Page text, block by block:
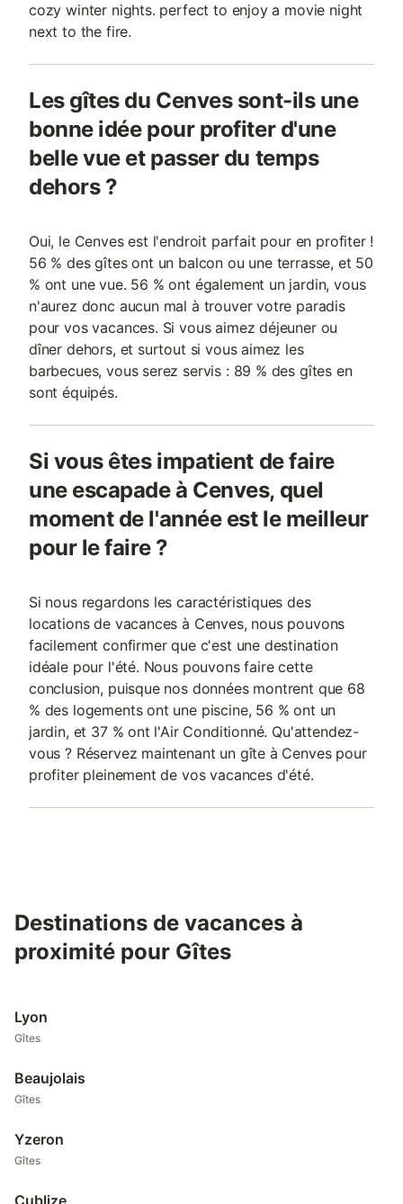
cozy winter nights. perfect to enjoy a movie night
next to the fire.
Les gîtes du Cenves sont-ils une
bonne idée pour profiter d'une
belle vue et passer du temps
dehors ?
Oui, le Cenves est l'endroit parfait pour en profiter !
56 % des gîtes ont un balcon ou une terrasse, et 50
% ont une vue. 56 % ont également un jardin, vous
n'aurez donc aucun mal à trouver votre paradis
pour vos vacances. Si vous aimez déjeuner ou
dîner dehors, et surtout si vous aimez les
barbecues, vous serez servis : 89 % des gîtes en
sont équipés.
Si vous êtes impatient de faire
une escapade à Cenves, quel
moment de l'année est le meilleur
pour le faire ?
Si nous regardons les caractéristiques des
locations de vacances à Cenves, nous pouvons
facilement confirmer que c'est une destination
idéale pour l'été. Nous pouvons faire cette
conclusion, puisque nos données montrent que 68
% des logements ont une piscine, 56 % ont un
jardin, et 37 % ont l'Air Conditionné. Qu'attendez-
vous ? Réservez maintenant un gîte à Cenves pour
profiter pleinement de vos vacances d'été.
Destinations de vacances à
proximité pour Gîtes
Lyon
Gîtes
Beaujolais
Gîtes
Yzeron
Gîtes
Cublize